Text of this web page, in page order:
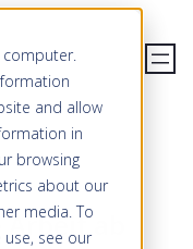
and allow
in
browsing
about our
media. To
see ourab